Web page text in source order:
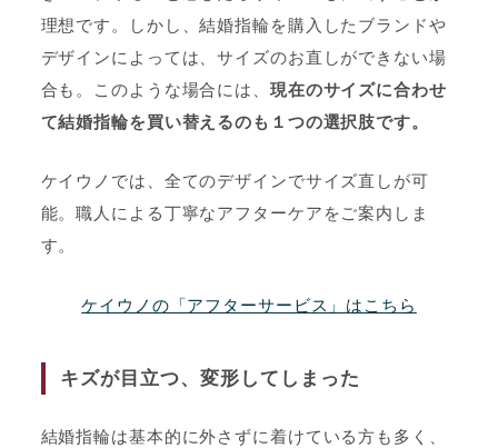
理想です。しかし、結婚指輪を購入したブランドや
デザインによっては、サイズのお直しができない場
合も。このような場合には、 現在のサイズに合わせ
て結婚指輪を買い替えるのも１つの選択肢です。
ケイウノでは、全てのデザインでサイズ直しが可
能。職人による丁寧なアフターケアをご案内しま
す。
ケイウノの「アフターサービス」はこちら
キズが目立つ、変形してしまった
結婚指輪は基本的に外さずに着けている方も多く、